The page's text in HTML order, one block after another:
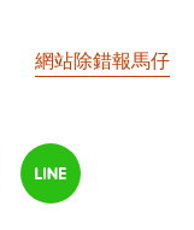
網站除錯報馬仔